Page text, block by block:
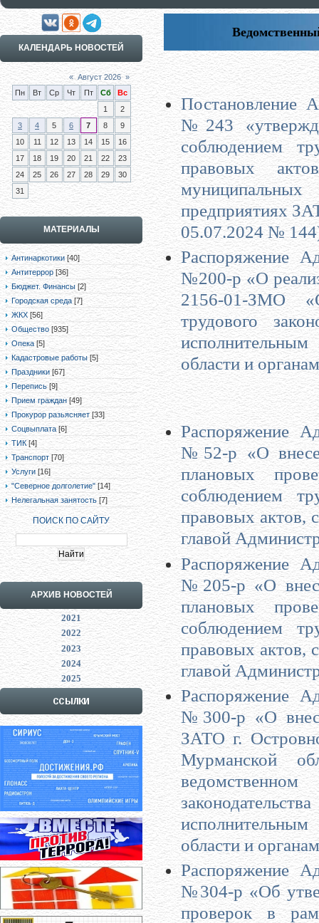
КАЛЕНДАРЬ НОВОСТЕЙ
« Август 2026 »
Пн
Вт Ср Чт Пт Сб
Вс
1
2
3
4 5 6 7 8
9
10
11 12 13 14 15
16
17
18 19 20 21 22
23
24
25 26 27 28 29
30
31
МАТЕРИАЛЫ
Антинаркотики [40]
Антитеррор [36]
Бюджет. Финансы [2]
Городская среда [7]
ЖКХ [56]
Общество [935]
Опека [5]
Кадастровые работы [5]
Праздники [67]
Перепись [9]
Прием граждан [49]
Прокурор разьясняет [33]
Соцвыплата [6]
ТИК [4]
Транспорт [70]
Услуги [16]
"Северное долголетие" [14]
Нелегальная занятость [7]
ПОИСК ПО САЙТУ
АРХИВ НОВОСТЕЙ
2021
2022
2023
2024
2025
Постановление
№243
соблюдением
правовых
предприятиях
05.07.2024 №
Распоряжение
№200-р «О
2156-01-ЗМО
трудового
области и
Распоряжение
№52-р «О
плановых
соблюдением
правовых актов,
главой
Распоряжение
№205-р «О
плановых
соблюдением
правовых актов,
главой
Распоряжение
№300-р «О
ЗАТО г.
Мурманской
области и
Распоряжение
№304-р «Об
проверок в